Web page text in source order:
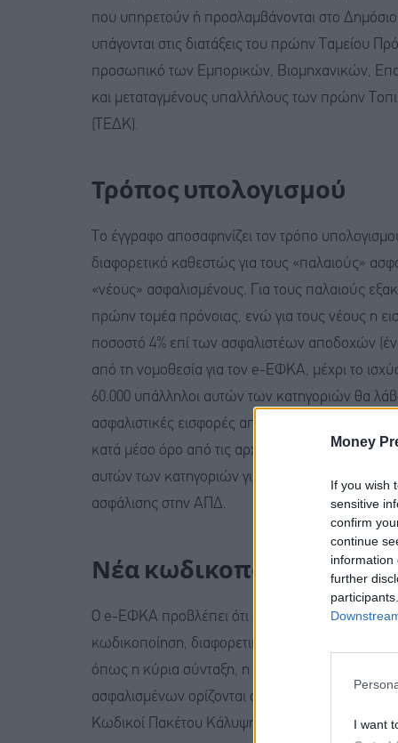
Money
If you wish
sensitive
confirm
continue
information
further
I want
που υπηρετούν ή προσλαμβάνονται στο
υπάγονται στις διατάξεις του πρώην Ταμείου
προσωπικό των Εμπορικών, Βιομηχανικών,
και μεταταγμένους υπαλλήλους των πρώην
(ΤΕΔΚ).
Τρόπος υπολογισμού
Το έγγραφο αποσαφηνίζει τον τρόπο
διαφορετικό καθεστώς για τους «παλαιούς»
«νέους» ασφαλισμένους. Για τους παλαιούς
πρώην τομέα πρόνοιας, ενώ για τους νέους η
ποσοστό 4% επί των ασφαλιστέων αποδοχών
από τη νομοθεσία για τον e-ΕΦΚΑ, μέχρι το
60.000 υπάλληλοι αυτών των κατηγοριών θα
ασφαλιστικές εισφορές από την 1η Ιανουαρίου
κατά μέσο όρο από τις αρχές του 2017 και μέχρι
αυτών των κατηγοριών για το συγκεκριμένο
ασφάλισης στην ΑΠΔ.
Νέα κωδικοποίηση και
Ο e-ΕΦΚΑ προβλέπει ότι ο κλάδος Εφάπαξ θα
κωδικοποίηση, διαφορετική από εκείνη που
όπως η κύρια σύνταξη, η υγειονομική
ασφαλισμένων ορίζονται συγκεκριμένοι
Κωδικοί Πακέτου Κάλυψης (ΚΠΚ), ώστε να